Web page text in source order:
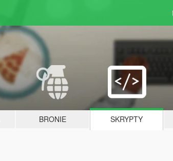
BRONIE SKRYPTY